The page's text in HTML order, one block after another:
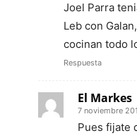
Joel Parra
Leb con
cocinan todo
Respuesta
El Markes
7 noviembre
Pues fijate